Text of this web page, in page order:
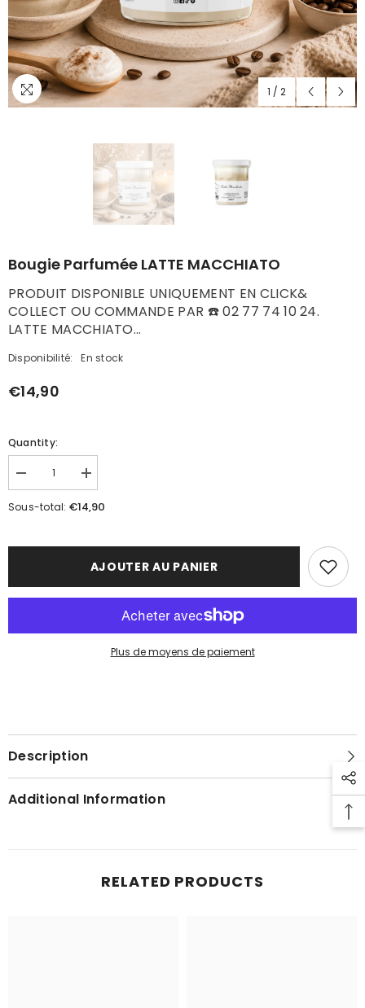
1 / 2
Bougie Parfumée LATTE MACCHIATO
PRODUIT DISPONIBLE UNIQUEMENT EN CLICK&
COLLECT OU COMMANDE PAR ☎️ 02 77 74 10 24.
LATTE MACCHIATO...
Disponibilité: En stock
€14,90
Quantity:
Réduire
la
quantité
Augmenter
la
quantité
de
MACCHIATO
Sous-total: €14,90
AJOUTER AU PANIER
Plus de moyens de paiement
Description
Additional Information
RELATED PRODUCTS